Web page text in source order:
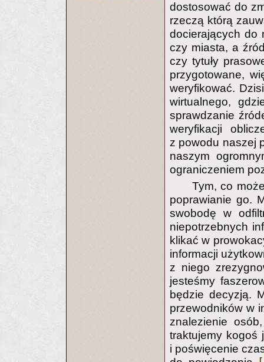
dostosować do
rzeczą którą
docierających do
czy miasta, a
czy tytuły
przygotowane,
weryfikować.
wirtualnego,
sprawdzanie
weryfikacji
z powodu naszej
naszym
ograniczeniem
Tym, co
poprawianie go.
swobodę w
niepotrzebnych
klikać w
informacji
z niego
jesteśmy
będzie decyzją.
przewodników w
znalezienie
traktujemy kogoś
i poświęcenie